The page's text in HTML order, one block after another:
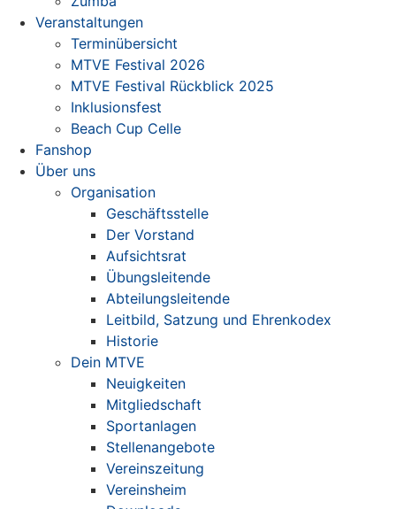
Veranstaltungen
Terminübersicht
MTVE Festival 2026
MTVE Festival Rückblick 2025
Inklusionsfest
Beach Cup Celle
Fanshop
Über uns
Organisation
Geschäftsstelle
Der Vorstand
Aufsichtsrat
Übungsleitende
Abteilungsleitende
Leitbild, Satzung und Ehrenkodex
Historie
Dein MTVE
Neuigkeiten
Mitgliedschaft
Sportanlagen
Stellenangebote
Vereinszeitung
Vereinsheim